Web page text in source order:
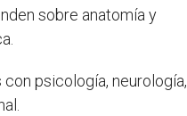
sobre anatomía y
psicología, neurología,